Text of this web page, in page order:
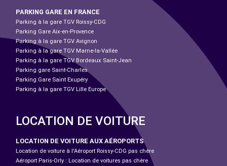
PARKING GARE EN FRANCE
Parking à la gare TGV Roissy-CDG
Parking Gare Aix-en-Provence
Parking à la gare TGV Avignon
Parking à la gare TGV Marne-la-Vallée
Parking à la gare TGV Bordeaux Saint-Jean
Parking gare Saint-Charles
Parking Gare Saint Exupéry
Parking à la gare TGV Lille Europe
LOCATION DE VOITURE
LOCATION DE VOITURE AUX AÉROPORTS
Location de voiture à l'Aéroport Roissy-CDG pas chère
Aéroport Paris-Orly : Location de voitures pas chère